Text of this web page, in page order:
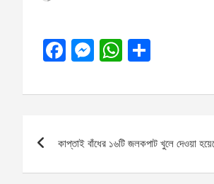
F
ce
o
M
se
g
W
at
A
ar
navigation
কাপ্তাই বাঁধের ১৬টি জলকপাট খুলে দেওয়া